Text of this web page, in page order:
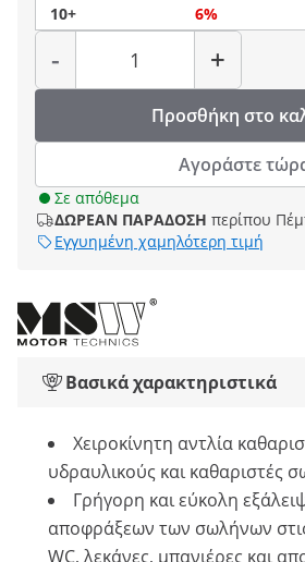
10+
6%
-
Ποσότητα
+
Προσθήκη στο
Αγοράστε
Σε απόθεμα
ΔΩΡΕΑΝ ΠΑΡΑΔΟΣΗ περίπου
Εγγυημένη χαμηλότερη τιμή
Βασικά χαρακτηριστικά
Χειροκίνητη αντλία
υδραυλικούς και καθαριστές
Γρήγορη και εύκολη
αποφράξεων των σωλήνων
WC, λεκάνες, μπανιέρες και